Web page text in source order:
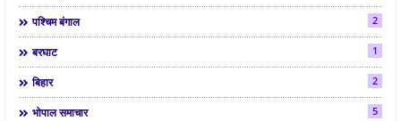
पश्चिम बंगाल 2
बरघाट 1
बिहार 2
भोपाल समाचार 5